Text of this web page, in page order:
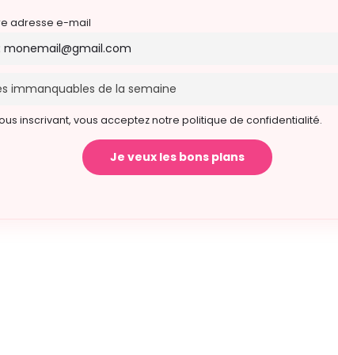
adresse e-mail
inscrivant, vous acceptez notre politique de confidentialité.